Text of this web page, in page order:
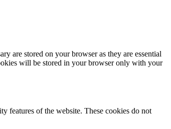
are stored on your browser as they are essential
will be stored in your browser only with your
features of the website. These cookies do not